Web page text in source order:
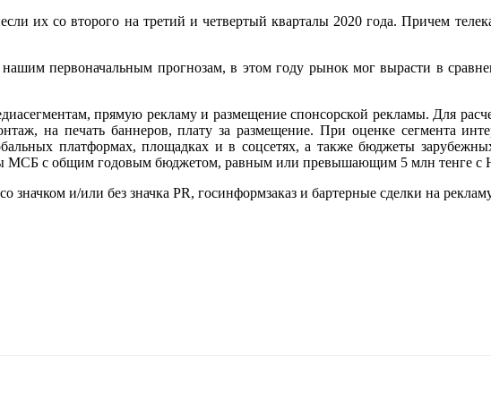
их со второго на третий и четвертый кварталы 2020 года. Причем
первоначальным прогнозам, в этом году рынок мог вырасти в
прямую рекламу и размещение спонсорской рекламы. Для
на печать баннеров, плату за размещение. При оценке сегмента
платформах, площадках и в соцсетях, а также бюджеты
с общим годовым бюджетом, равным или превышающим 5 млн тенге с
и/или без значка PR, госинформзаказ и бартерные сделки на